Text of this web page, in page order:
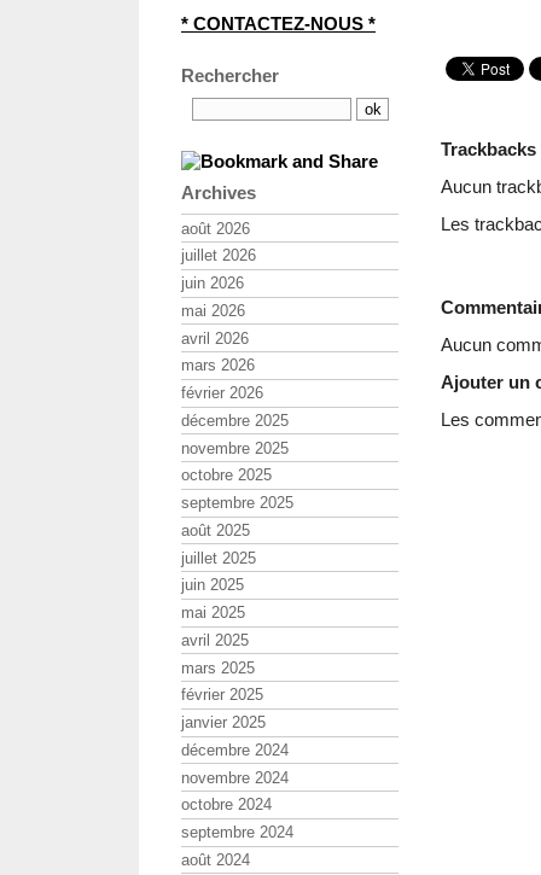
Trackbacks
Aucun
Les
Aucun
Ajouter un
Les
* CONTACTEZ-NOUS *
Rechercher
Archives
août 2026
juillet 2026
juin 2026
mai 2026
avril 2026
mars 2026
février 2026
décembre 2025
novembre 2025
octobre 2025
septembre 2025
août 2025
juillet 2025
juin 2025
mai 2025
avril 2025
mars 2025
février 2025
janvier 2025
décembre 2024
novembre 2024
octobre 2024
septembre 2024
août 2024